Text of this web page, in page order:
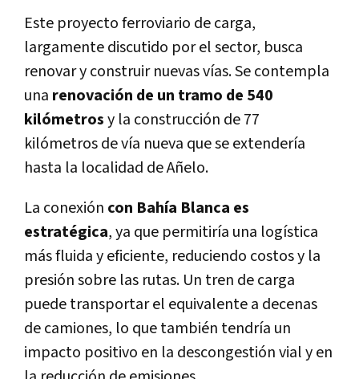
Este proyecto ferroviario de carga,
largamente discutido por el sector, busca
renovar y construir nuevas vías. Se contempla
una renovación de un tramo de 540
kilómetrosy la construcción de 77
kilómetros de vía nueva que se extendería
hasta la localidad de Añelo.
La conexión con Bahía Blanca es
estratégica, ya que permitiría una logística
más fluida y eficiente, reduciendo costos y la
presión sobre las rutas. Un tren de carga
puede transportar el equivalente a decenas
de camiones, lo que también tendría un
impacto positivo en la descongestión vial y en